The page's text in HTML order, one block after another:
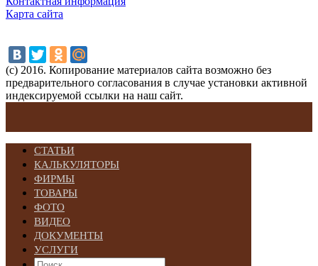
Карта сайта
(с) 2016. Копирование материалов сайта возможно без
предварительного согласования в случае установки активной
индексируемой ссылки на наш сайт.
СТАТЬИ
КАЛЬКУЛЯТОРЫ
ФИРМЫ
ТОВАРЫ
ФОТО
ВИДЕО
ДОКУМЕНТЫ
УСЛУГИ